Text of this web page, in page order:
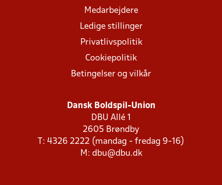
Medarbejdere
Ledige stillinger
Privatlivspolitik
Cookiepolitik
Betingelser og vilkår
Dansk Boldspil-Union
DBU Allé 1
2605 Brøndby
T: 4326 2222 (mandag - fredag 9-16)
M: dbu@dbu.dk